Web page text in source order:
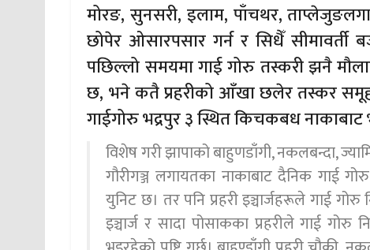
मोरङ, सुनसरी, इलाम, पाँचथर,
छोपेर ओसारपसार गर्न र सिधैँ सीमावर्ती
पछिल्लो समयमा गाई गोरु तस्करी झनै
छ, भने कतै प्रहरीको आँखा छलेर तस्कर
गाईगोरु भद्रपुर ३ स्थित किचकबध
विशेष गरी झापाको बाहुणडाँगी, नकलबन्दा,
गौरीगञ्ज लगायतका नाकाबाट दैनिक गाई
युनिट छ। तर पनि प्रहरी इञ्चार्जहरूले गाई
इञ्चार्ज र सादा पोसाकका प्रहरीले गाई गोरु